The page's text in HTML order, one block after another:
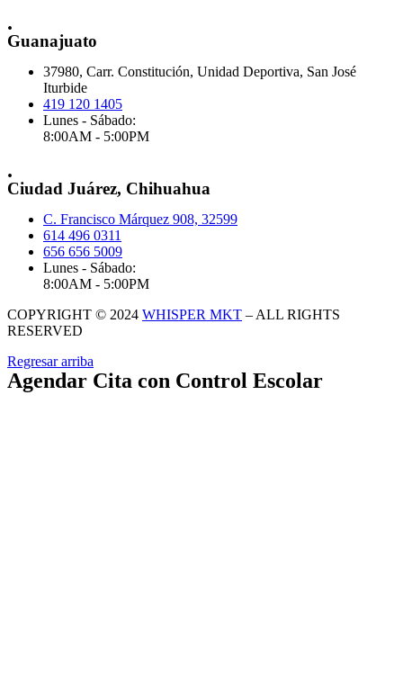
.
Guanajuato
37980, Carr. Constitución, Unidad Deportiva, San José
Iturbide
419 120 1405
Lunes - Sábado:
8:00AM - 5:00PM
.
Ciudad Juárez, Chihuahua
C. Francisco Márquez 908, 32599
614 496 0311
656 656 5009
Lunes - Sábado:
8:00AM - 5:00PM
COPYRIGHT © 2024 WHISPER MKT – ALL RIGHTS
RESERVED
Regresar arriba
Agendar Cita con Control Escolar